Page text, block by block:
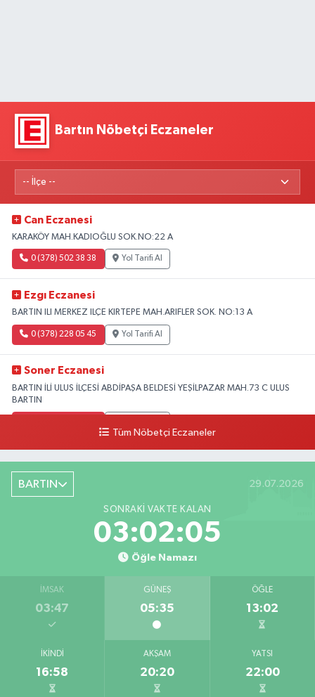
Bartın Nöbetçi Eczaneler
Can Eczanesi
KARAKÖY MAH.KADIOĞLU SOK.NO:22 A
0 (378) 502 38 38 Yol Tarifi Al
Ezgı Eczanesi
BARTIN ILI MERKEZ ILÇE KIRTEPE MAH.ARIFLER SOK. NO:13 A
0 (378) 228 05 45 Yol Tarifi Al
Soner Eczanesi
BARTIN İLİ ULUS İLÇESİ ABDİPAŞA BELDESİ YEŞİLPAZAR MAH.73 C ULUS
BARTIN
0 (378) 315 19 99
Umut Eczanesi
BARTIN ILI ULUS ILÇESI UGURMUMCU SOK.NO:6 A
Türker Eczanesi
KOZCAĞIZ BELDESİ CUMHURİYET CD.NO:2 A
0 (378) 233 45 38 Yol Tarifi Al
Tüm Nöbetçi Eczaneler
BARTIN 29.07.2026
SONRAKI VAKTE KALAN
03:02:04
Öğle Namazı
İMSAK
03:47
GÜNEŞ
05:35
ÖĞLE
13:02
İKINDI
16:58
AKŞAM
20:20
YATSI
22:00